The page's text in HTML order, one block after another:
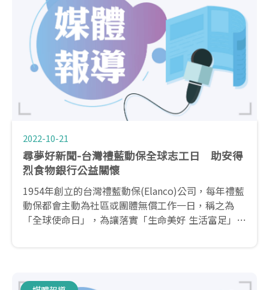
2022-10-21
尋夢好新聞-台灣禮藍動保全球志工日 助安得
烈食物銀行公益關懷
1954年創立的台灣禮藍動保(Elanco)公司，每年禮藍
動保都會主動為社區或團體無償工作一日，稱之為
「全球使命日」，為讓落實「生命美好 生活富足」的